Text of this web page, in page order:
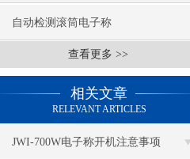
自动检测滚筒电子称
查看更多 >>
相关文章
RELEVANT ARTICLES
JWI-700W电子称开机注意事项